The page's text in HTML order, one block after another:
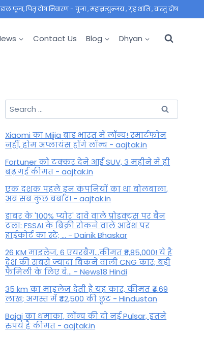
पूजा, पितृ दोष निवारण - पूजा , महाम्रत्युन्जय , गृह शांति , वास्तु दोष
Contact Us Blog Dhyan
Search
for:
Xiaomi का Mijia ब्रांड भारत में लॉन्च! स्मार्टफोन
नहीं, होम अप्लायंस होंगे लॉन्च - aajtak.in
Fortuner को टक्कर देने आई SUV, 3 महीने में ही
बढ़ गई कीमत - aajtak.in
एक दशक पहले इन कंपनियों का था बोलबाला,
अब सब कुछ बर्बाद! - aajtak.in
डाबर के '100% प्योर' दावे वाले प्रोडक्ट्स पर बैन
टला: FSSAI के बिक्री रोकने वाले आदेश पर
हाईकोर्ट का स्टे; ... - Dainik Bhaskar
26 KM माइलेज, 6 एयरबैग...कीमत ₹8,85,000! ये है
देश की सबसे ज्यादा बिकने वाली CNG कार; बड़ी
फैमिली के लिए बे... - News18 Hindi
35 km का माइलेज देती है यह कार, कीमत ₹4.69
लाख; अगस्त में ₹42,500 की छूट - Hindustan
Bajaj का धमाका, लॉन्च की दो नई Pulsar, इतने
रुपये है कीमत - aajtak.in